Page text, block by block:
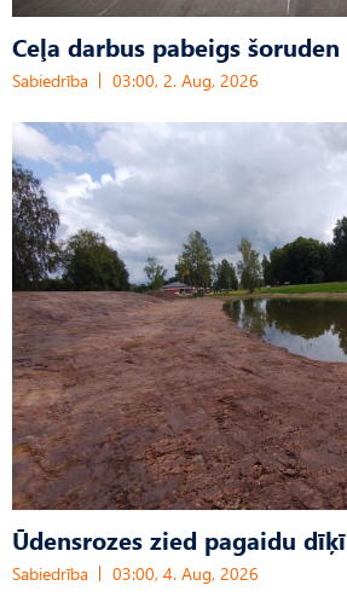
Ceļa darbus pabeigs šoruden
Sabiedrība 03:00, 2. Aug, 2026
Ūdensrozes zied pagaidu dīķī
Sabiedrība 03:00, 4. Aug, 2026